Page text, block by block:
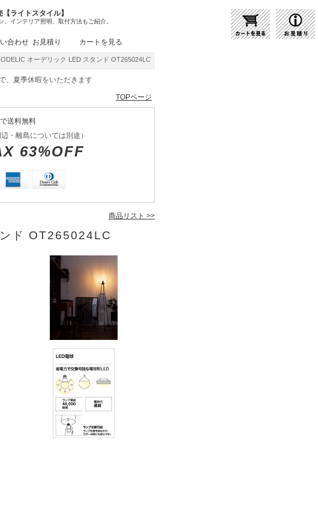
ライトスタイル】
インテリア照明、取付方法もご紹介。
合わせ お見積り カートを見る
オーデリック LED スタンド OT265024LC | 商品紹介 | 照明器具の通販・インテリア照明の通信販売
、夏季休暇をいただきます
TOPページ
送料無料
・離島については別途）
63%OFF
商品リスト >>
ド OT265024LC